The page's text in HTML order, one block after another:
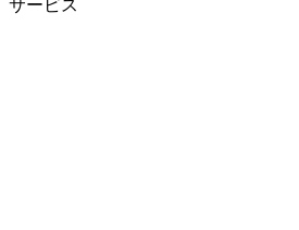
サービス